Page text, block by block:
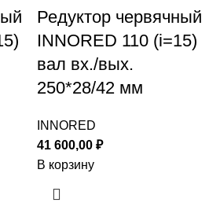
Редуктор червячный
INNORED 110 (i=15)
вал вх./вых.
250*28/42 мм
INNORED
41 600,00 ₽
В корзину